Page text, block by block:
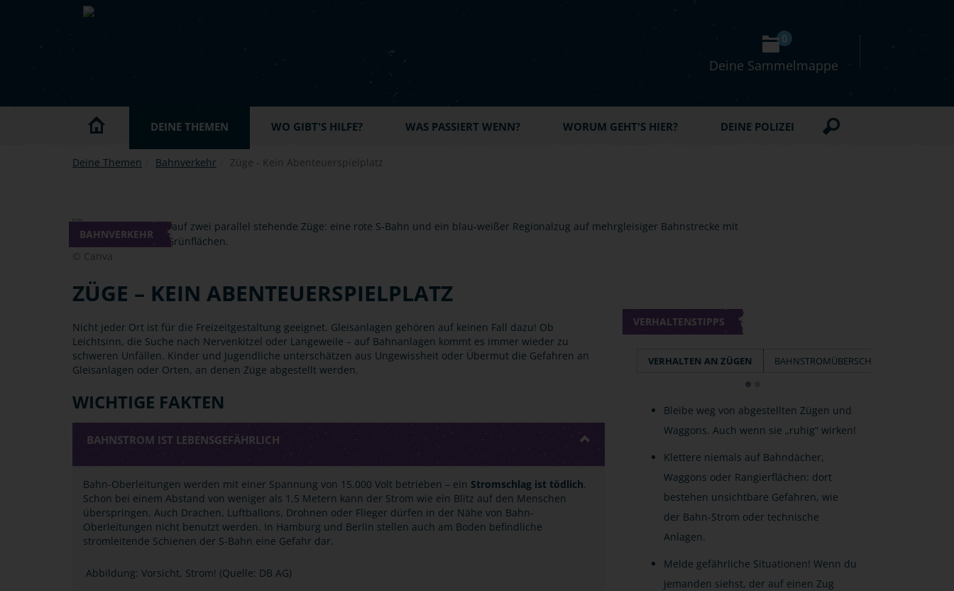
Skip to main content
Deine Sammelmappe
0
DEINE THEMEN WO GIBT'S HILFE? WAS PASSIERT WENN? WORUM GEHT'S HIER? DEINE POLIZEI
Deine Themen Bahnverkehr Züge - Kein Abenteuerspielplatz
BAHNVERKEHR
© Canva
ZÜGE – KEIN ABENTEUERSPIELPLATZ
Nicht jeder Ort ist für die Freizeitgestaltung geeignet. Gleisanlagen gehören auf keinen Fall dazu! Ob
Leichtsinn, die Suche nach Nervenkitzel oder Langeweile – auf Bahnanlagen kommt es immer wieder zu
schweren Unfällen. Kinder und Jugendliche unterschätzen aus Ungewissheit oder Übermut die Gefahren an
Gleisanlagen oder Orten, an denen Züge abgestellt werden.
WICHTIGE FAKTEN
BAHNSTROM IST LEBENSGEFÄHRLICH
Bahn-Oberleitungen werden mit einer Spannung von 15.000 Volt betrieben ­– ein Stromschlag ist tödlich.
Schon bei einem Abstand von weniger als 1,5 Metern kann der Strom wie ein Blitz auf den Menschen
überspringen. Auch Drachen, Luftballons, Drohnen oder Flieger dürfen in der Nähe von Bahn-
Oberleitungen nicht benutzt werden. In Hamburg und Berlin stellen auch am Boden befindliche
stromleitende Schienen der S-Bahn eine Gefahr dar.
Abbildung: Vorsicht, Strom! (Quelle: DB AG)
VERHALTENSTIPPS
VERHALTEN AN ZÜGEN BAHNSTROMÜBERSCHLAG
Bleibe weg von abgestellten Zügen und
Waggons. Auch wenn sie „ruhig“ wirken!
Klettere niemals auf Bahndächer,
Waggons oder Rangierflächen: dort
bestehen unsichtbare Gefahren, wie
der Bahn-Strom oder technische
Anlagen.
Melde gefährliche Situationen! Wenn du
jemanden siehst, der auf einen Zug